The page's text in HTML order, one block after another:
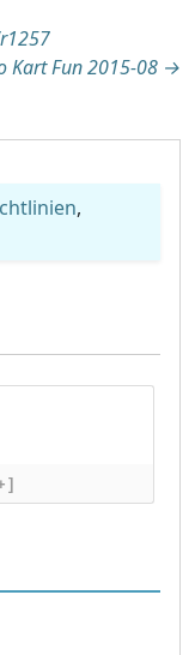
Kart Fun 2015-08 →
,